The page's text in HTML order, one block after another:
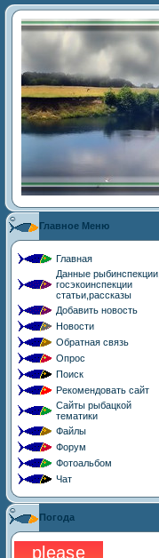
Главное Меню
Главная
Данные рыбинспекции,
госэкоинспекции
статьи,рассказы
Добавить новость
Новости
Обратная связь
Опрос
Поиск
Рекомендовать сайт
Сайты рыбацкой
тематики
Файлы
Форум
Фотоальбом
Чат
Погода